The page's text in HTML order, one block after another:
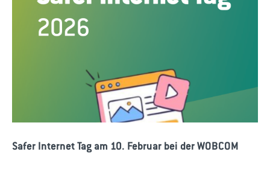
Safer Internet Tag am 10. Februar bei der WOBCOM